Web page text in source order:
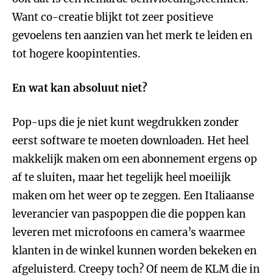
Want co-creatie blijkt tot zeer positieve
gevoelens ten aanzien van het merk te leiden en
tot hogere koopintenties.
En wat kan absoluut niet?
Pop-ups die je niet kunt wegdrukken zonder
eerst software te moeten downloaden. Het heel
makkelijk maken om een abonnement ergens op
af te sluiten, maar het tegelijk heel moeilijk
maken om het weer op te zeggen. Een Italiaanse
leverancier van paspoppen die die poppen kan
leveren met microfoons en camera’s waarmee
klanten in de winkel kunnen worden bekeken en
afgeluisterd. Creepy toch? Of neem de KLM die in